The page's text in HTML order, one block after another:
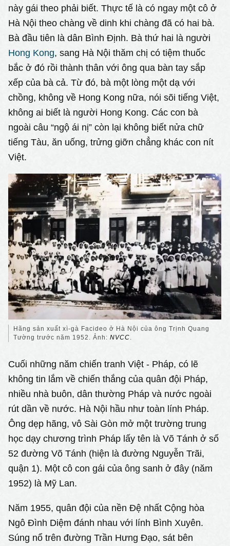
này gái theo phải biết. Thực tế là có ngay một cô ở
Hà Nội theo chàng về dinh khi chàng đã có hai bà.
Bà đầu tiên là dân Bình Định. Bà thứ hai là người
Hong Kong, sang Hà Nội thăm chị có tiệm thuốc
bắc ở đó rồi thành thân với ông qua bàn tay sắp
xếp của bà cả. Từ đó, bà một lòng một dạ với
chồng, không về Hong Kong nữa, nói sõi tiếng Việt,
không ai biết là người Hong Kong. Các con bà
ngoài câu “ngộ ái nị” còn lại không biết nửa chữ
tiếng Tàu, ăn uống, trửng giỡn chẳng khác con nít
Việt.
Hãng sản xuất xì-gà Facideo ở Hà Nội của ông Trịnh Quang
Tường trước năm 1952. Ảnh:NVCC.
Cuối những năm chiến tranh Việt - Pháp, có lẽ
không tin lắm về chiến thắng của quân đội Pháp,
nhiều nhà buôn, dân thường Pháp và nước ngoài
rút dần về nước. Hà Nội hầu như toàn lính Pháp.
Ông dẹp hãng, vô Sài Gòn mở một trường trung
học dạy chương trình Pháp lấy tên là Võ Tánh ở số
52 đường Võ Tánh (hiện là đường Nguyễn Trãi,
quận 1). Một cô con gái của ông sanh ở đây (năm
1952) là Mỹ Lan.
Năm 1955, quân đội của nền Đệ nhất Cộng hòa
Ngô Đình Diệm đánh nhau với lính Bình Xuyên.
Súng nổ trên đường Trần Hưng Đạo, sát bên